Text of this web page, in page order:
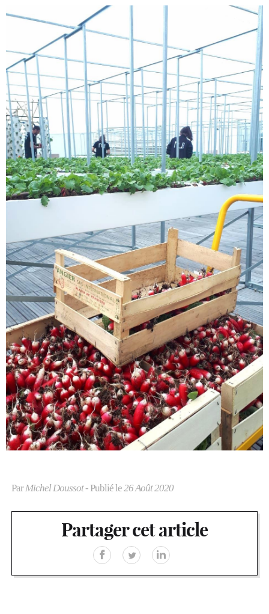
ParMichel Doussot- Publié le26 Août 2020
Partager cet article